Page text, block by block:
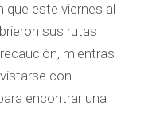
este viernes al
sus rutas
mientras
con
encontrar una